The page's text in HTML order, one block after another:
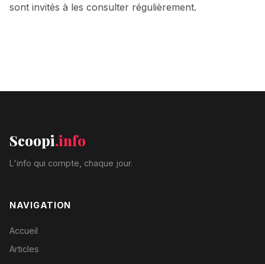
sont invités à les consulter régulièrement.
Scoopi.info
L'info qui compte, chaque jour.
NAVIGATION
Accueil
Articles